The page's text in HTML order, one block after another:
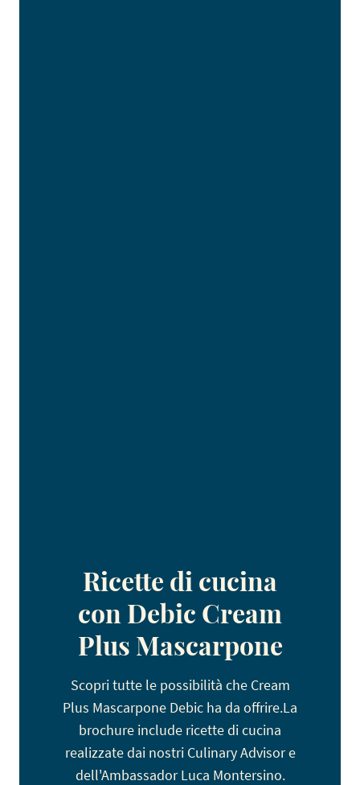
Ricette di cucina
con Debic Cream
Plus Mascarpone
Scopri tutte le possibilità che Cream
Plus Mascarpone Debic ha da offrire.La
brochure include ricette di cucina
realizzate dai nostri Culinary Advisor e
dell'Ambassador Luca Montersino.